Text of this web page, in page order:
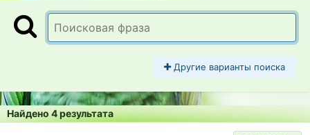
Другие варианты поиска
Найдено 4 результата